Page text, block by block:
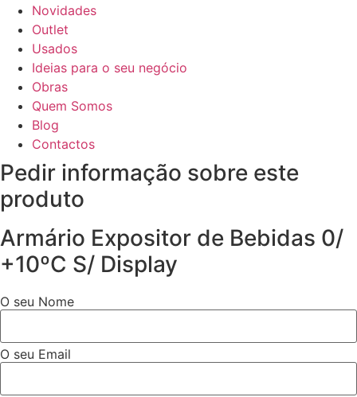
Novidades
Outlet
Usados
Ideias para o seu negócio
Obras
Quem Somos
Blog
Contactos
Pedir informação sobre este
produto
Armário Expositor de Bebidas 0/
+10ºC S/ Display
O seu Nome
O seu Email